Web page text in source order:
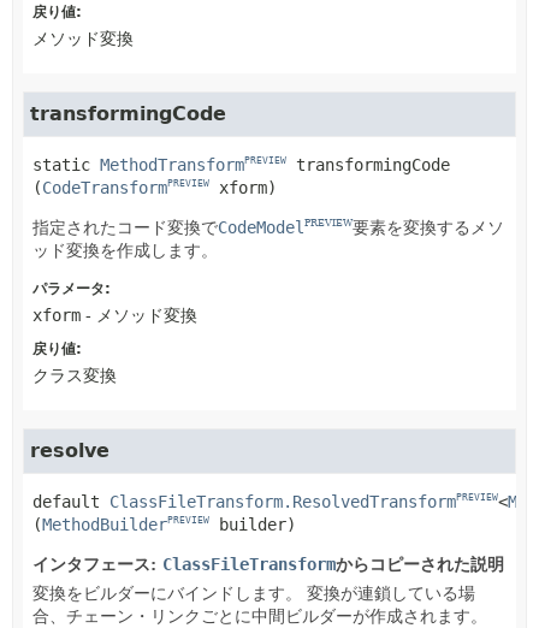
戻り値:
メソッド変換
transformingCode
static MethodTransformPREVIEW
transformingCode
(CodeTransformPREVIEW xform)
指定されたコード変換でCodeModelPREVIEW要素を変換するメソ
ッド変換を作成します。
パラメータ:
xform - メソッド変換
戻り値:
クラス変換
resolve
default ClassFileTransform.ResolvedTransformPREVIEW<
(MethodBuilderPREVIEW builder)
インタフェース: ClassFileTransformからコピーされた説明
変換をビルダーにバインドします。
変換が連鎖している場
合、チェーン・リンクごとに中間ビルダーが作成されます。